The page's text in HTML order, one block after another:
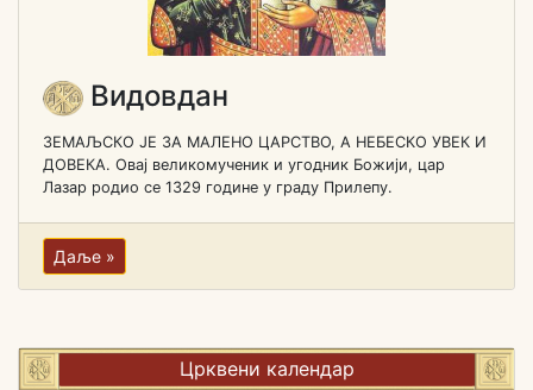
Видовдан
ЗЕМАЉСКО ЈЕ ЗА МАЛЕНО ЦАРСТВО, А НЕБЕСКО УВЕК И
ДОВЕКА. Овај великомученик и угодник Божији, цар
Лазар родио се 1329 године у граду Прилепу.
Даље »
Црквени календар